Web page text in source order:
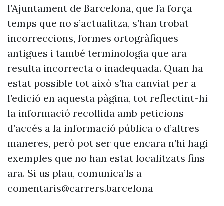
l’Ajuntament de Barcelona, que fa força
temps que no s’actualitza, s’han trobat
incorreccions, formes ortogràfiques
antigues i també terminologia que ara
resulta incorrecta o inadequada. Quan ha
estat possible tot això s’ha canviat per a
l’edició en aquesta pàgina, tot reflectint-hi
la informació recollida amb peticions
d’accés a la informació pública o d’altres
maneres, però pot ser que encara n’hi hagi
exemples que no han estat localitzats fins
ara. Si us plau, comunica’ls a
comentaris@carrers.barcelona